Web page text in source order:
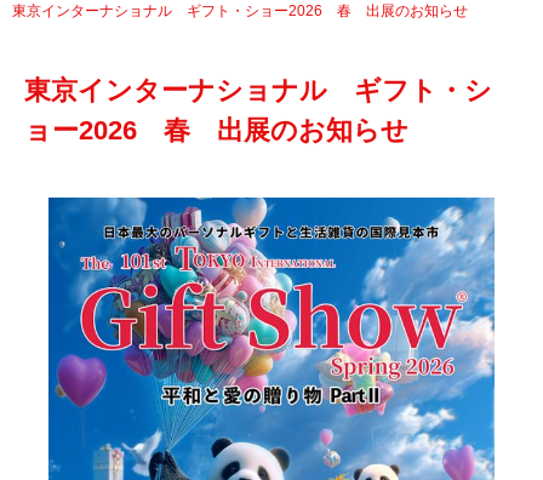
東京インターナショナル ギフト・ショー2026 春 出展のお知らせ
東京インターナショナル ギフト・シ
ョー2026 春 出展のお知らせ